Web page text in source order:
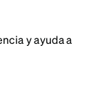
y ayuda a